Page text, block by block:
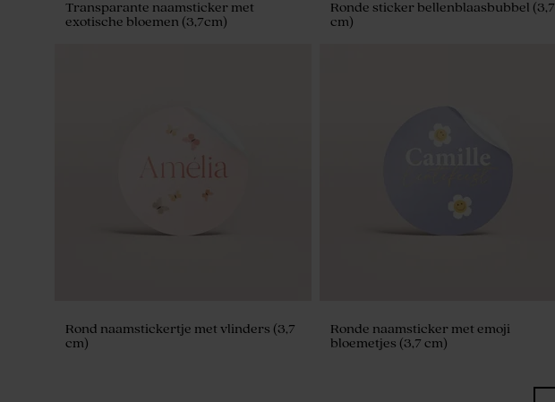
Transparante naamsticker met
exotische bloemen (3,7cm)
Ronde sticker bellenblaasbubbel (3,7
cm)
Rond naamstickertje met vlinders (3,7
cm)
Ronde naamsticker met emoji
bloemetjes (3,7 cm)